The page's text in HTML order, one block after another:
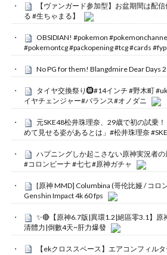
【ヴァンガード参加型】お盆期間は配
る #生ちゃまる】
OBSIDIAN! #pokemon
#pokemontcg #packopening #tcg #cards
No PG for them! Blangdmire Dear Days 2
タイヤ交換祭り🛞#14インチ #野木町
イヤチェンジャー#バランス#オノダニ
元SKE48松井珠理奈、29歳で初の試乗
めて見せる姿があるとは」#松井珠理奈
ハプニングしか起こさない原神実況者
#コロンビーナ #七七 #原神ガチャ
[原神 MMD] Columbina (哥伦比娅 / コロ
Genshin Impact 4k 60 fps
✨🔴【原神6.7版|異環1.2|絕區零3.1】原
清體力|倒數4天~肝力爆發
【ekクロススペース】エアコンフィル